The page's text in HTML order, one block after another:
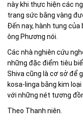
này khi thực hiện các
trang sức bằng vàng
Đến nay, hành tung
ông Phương nói.
Các nhà nghiên cứu
những đặc điểm tiêu
Shiva cũng là cơ sở để
kosa-linga bằng kim
với những nét tương
Theo Thanh niên.